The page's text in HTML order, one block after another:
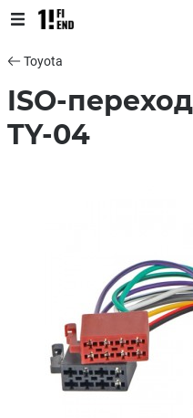
Toyota
ISO-
TY-04